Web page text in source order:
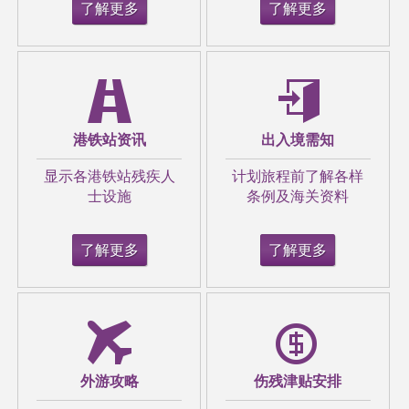
智慧纸尿裤、跌倒侦测、移位机 乐龄科技赋
能长者自立生活
【昏迷女童】港爸为6岁植物人女儿四出寻
医 获仁医跟进病情：感受到医者父母心
了解更多 了解更多
港铁站资讯
显示各港铁站残疾人
士设施
了解更多
出入境需知
计划旅程前了解各样
条例及海关资料
了解更多
外游攻略 伤残津贴安排